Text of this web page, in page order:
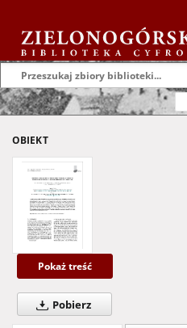
OBIEKT
Pokaż treść
Pobierz